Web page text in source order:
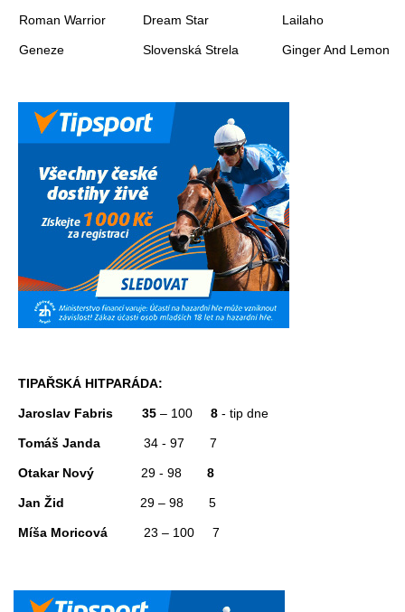
Roman Warrior
Geneze
Dream Star
Slovenská Strela
Lailaho
Ginger And Lemon
TIPAŘSKÁ HITPARÁDA:
Jaroslav Fabris 35 – 100 8 - tip dne
Tomáš Janda 34 - 97 7
Otakar Nový 29 - 98 8
Jan Žid 29 – 98 5
Míša Moricová 23 – 100 7